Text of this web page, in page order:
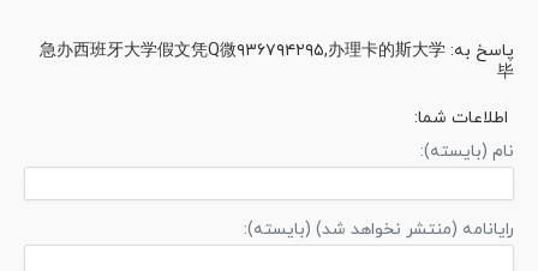
پاسخ به: 急办西班牙大学假文凭Q微۹۳۶۷۹۴۲۹۵,办理卡的斯大学
毕
اطلاعات شما:
نام (بایسته):
رایانامه (منتشر نخواهد شد) (بایسته):